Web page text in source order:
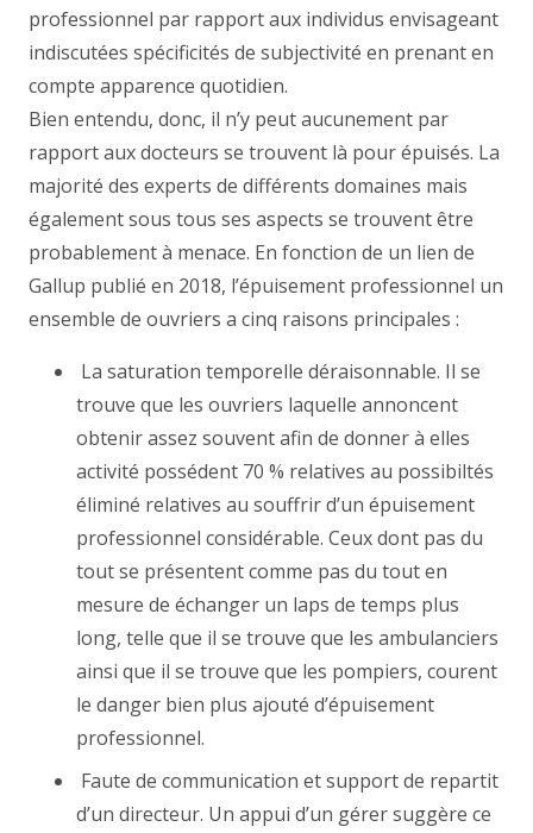
professionnel par rapport aux individus envisageant
indiscutées spécificités de subjectivité en prenant en
compte apparence quotidien.
Bien entendu, donc, il n’y peut aucunement par
rapport aux docteurs se trouvent là pour épuisés. La
majorité des experts de différents domaines mais
également sous tous ses aspects se trouvent être
probablement à menace. En fonction de un lien de
Gallup publié en 2018, l’épuisement professionnel un
ensemble de ouvriers a cinq raisons principales :
La saturation temporelle déraisonnable. Il se
trouve que les ouvriers laquelle annoncent
obtenir assez souvent afin de donner à elles
activité possédent 70 % relatives au possibiltés
éliminé relatives au souffrir d’un épuisement
professionnel considérable. Ceux dont pas du
tout se présentent comme pas du tout en
mesure de échanger un laps de temps plus
long, telle que il se trouve que les ambulanciers
ainsi que il se trouve que les pompiers, courent
le danger bien plus ajouté d’épuisement
professionnel.
Faute de communication et support de repartit
d’un directeur. Un appui d’un gérer suggère ce